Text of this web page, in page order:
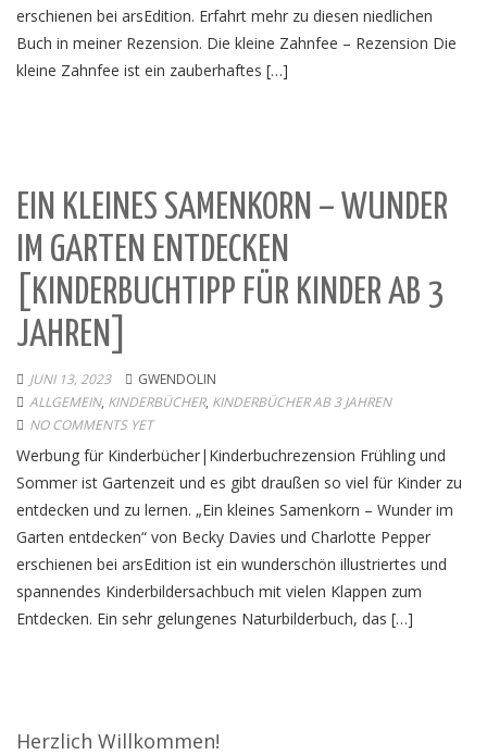
erschienen bei arsEdition. Erfahrt mehr zu diesen niedlichen
Buch in meiner Rezension. Die kleine Zahnfee – Rezension Die
kleine Zahnfee ist ein zauberhaftes […]
EIN KLEINES SAMENKORN – WUNDER
IM GARTEN ENTDECKEN
[KINDERBUCHTIPP FÜR KINDER AB 3
JAHREN]
JUNI 13, 2023
GWENDOLIN
ALLGEMEIN, KINDERBÜCHER, KINDERBÜCHER AB 3 JAHREN
NO COMMENTS YET
Werbung für Kinderbücher|Kinderbuchrezension Frühling und
Sommer ist Gartenzeit und es gibt draußen so viel für Kinder zu
entdecken und zu lernen. „Ein kleines Samenkorn – Wunder im
Garten entdecken“ von Becky Davies und Charlotte Pepper
erschienen bei arsEdition ist ein wunderschön illustriertes und
spannendes Kinderbildersachbuch mit vielen Klappen zum
Entdecken. Ein sehr gelungenes Naturbilderbuch, das […]
Herzlich Willkommen!